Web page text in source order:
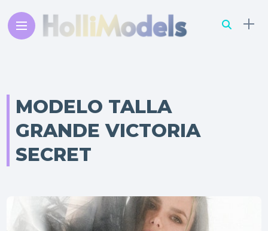
MODELO TALLA
GRANDE VICTORIA
SECRET